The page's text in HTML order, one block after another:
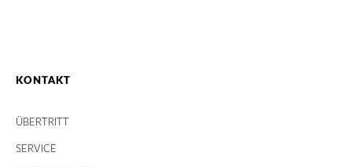
KONTAKT
ÜBERTRITT
SERVICE